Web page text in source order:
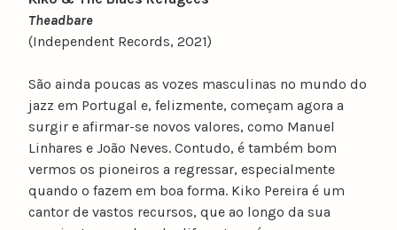
Theadbare
(Independent Records, 2021)
São ainda poucas as vozes masculinas no mundo do
jazz em Portugal e, felizmente, começam agora a
surgir e afirmar-se novos valores, como Manuel
Linhares e João Neves. Contudo, é também bom
vermos os pioneiros a regressar, especialmente
quando o fazem em boa forma. Kiko Pereira é um
cantor de vastos recursos, que ao longo da sua